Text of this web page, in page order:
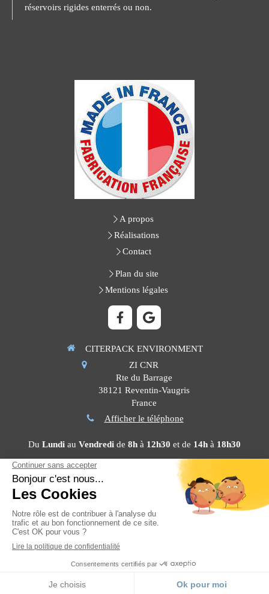
Appeler Localisation
réservoirs rigides enterrés ou non.
A propos
Réalisations
Contact
Plan du site
Mentions légales
CITERPACK ENVIRONMENT
ZI CNR
Rte du Barrage
38121 Reventin-Vaugris
France
Afficher le téléphone
Du Lundi au Vendredi de 8h à 12h30 et de 14h à 18h30
Contacter CITERPACK ENVIRONMENT
©2022 CITERPACK ENVIRONMENT
Création et référencement du site par Simplébo
Site créé grâce à LaSociété Générale - Banque des professionnels